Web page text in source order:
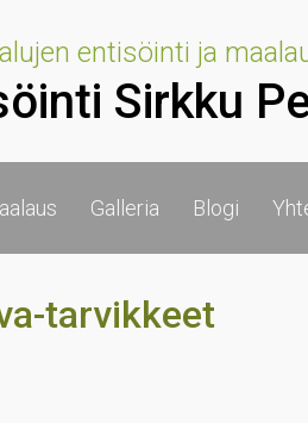
entisöinti ja
Sirkku
Galleria Blogi
tarvikkeet